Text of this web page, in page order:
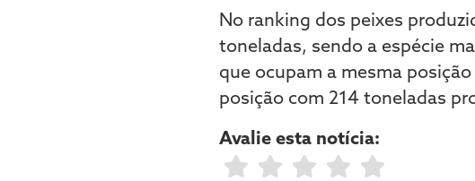
No ranking dos peixes
toneladas, sendo a espécie
que ocupam a mesma
posição com 214 toneladas
Avalie esta notícia: